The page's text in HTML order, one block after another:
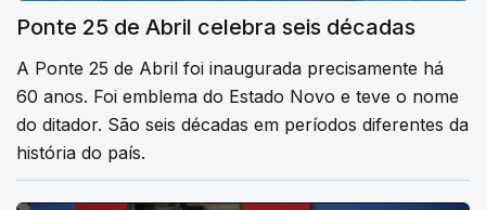
Ponte 25 de Abril celebra seis décadas
A Ponte 25 de Abril foi inaugurada precisamente há
60 anos. Foi emblema do Estado Novo e teve o nome
do ditador. São seis décadas em períodos diferentes da
história do país.